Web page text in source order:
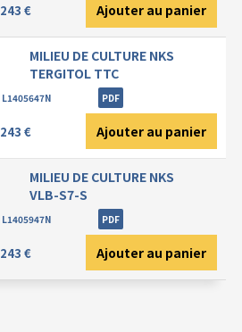
243 € Ajouter au panier
MILIEU DE CULTURE NKS
TERGITOL TTC
L1405647N PDF
243 € Ajouter au panier
MILIEU DE CULTURE NKS
VLB-S7-S
L1405947N PDF
243 € Ajouter au panier